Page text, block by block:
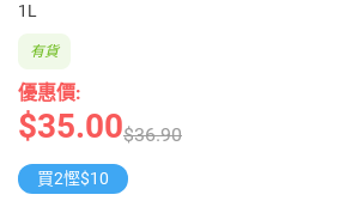
1L
優惠價:
$35.00$36.90
有貨
買2慳$10